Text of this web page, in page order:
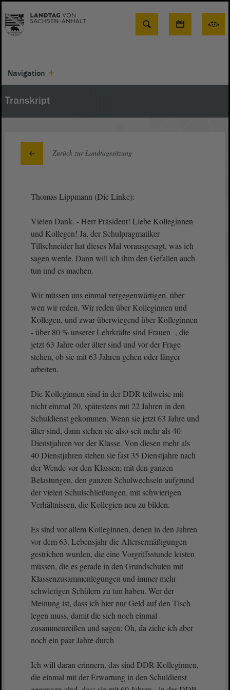
Suche
Navigation
Transkript
Zurück zur Landtagssitzung
Thomas Lippmann (Die Linke):
Vielen Dank. - Herr Präsident! Liebe Kolleginnen
und Kollegen! Ja, der Schulpragmatiker
Tillschneider hat dieses Mal vorausgesagt, was ich
sagen werde. Dann will ich ihm den Gefallen auch
tun und es machen.
Wir müssen uns einmal vergegenwärtigen, über
wen wir reden. Wir reden über Kolleginnen und
Kollegen, und zwar überwiegend über Kolleginnen
- über 80 % unserer Lehrkräfte sind Frauen , die
jetzt 63 Jahre oder älter sind und vor der Frage
stehen, ob sie mit 63 Jahren gehen oder länger
arbeiten.
Die Kolleginnen sind in der DDR teilweise mit
nicht einmal 20, spätestens mit 22 Jahren in den
Schuldienst gekommen. Wenn sie jetzt 63 Jahre und
älter sind, dann stehen sie also seit mehr als 40
Dienstjahren vor der Klasse. Von diesen mehr als
40 Dienstjahren stehen sie fast 35 Dienstjahre nach
der Wende vor den Klassen; mit den ganzen
Belastungen, den ganzen Schulwechseln aufgrund
der vielen Schulschließungen, mit schwierigen
Verhältnissen, die Kollegien neu zu bilden.
Es sind vor allem Kolleginnen, denen in den Jahren
vor dem 63. Lebensjahr die Altersermäßigungen
gestrichen wurden, die eine Vorgriffsstunde leisten
müssen, die es gerade in den Grundschulen mit
Klassenzusammenlegungen und immer mehr
schwierigen Schülern zu tun haben. Wer der
Meinung ist, dass ich hier nur Geld auf den Tisch
legen muss, damit die sich noch einmal
zusammenreißen und sagen: Oh, da ziehe ich aber
noch ein paar Jahre durch
Ich will daran erinnern, das sind DDR-Kolleginnen,
die einmal mit der Erwartung in den Schuldienst